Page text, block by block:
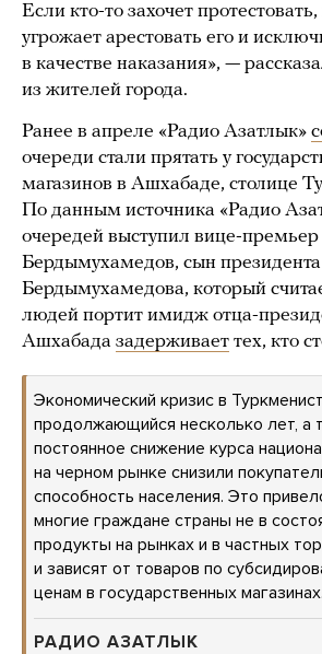
Если кто-то захочет
угрожает арестовать его и
в качестве наказания», —
из жителей города.
Ранее в апреле «Радио Азатлык»
очереди стали прятать у
магазинов в Ашхабаде, столице
По данным источника «Радио
очередей выступил вице-
Бердымухамедов, сын
Бердымухамедова, который
людей портит имидж отца-
Ашхабада задерживает тех, кто
Экономический кризис в
продолжающийся несколько лет, а
постоянное снижение курса
на черном рынке снизили
способность населения. Это
многие граждане страны не в
продукты на рынках и в частных
и зависят от товаров по
ценам в государственных магазинах.
РАДИО АЗАТЛЫК